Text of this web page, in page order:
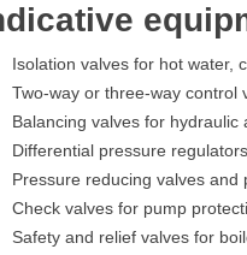
Isolation valves for hot water,
Two-way or three-way control
Balancing valves for
Differential pressure
Pressure reducing valves
Check valves for pump
Safety and relief valves for